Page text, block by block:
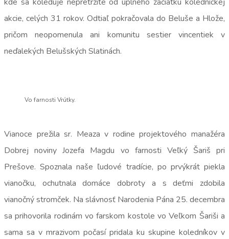
akcie, celých 31 rokov. Odtiaľ pokračovala do Beluše a Hlože,
pričom neopomenula ani komunitu sestier vincentiek v
neďalekých Belušských Slatinách.
Vo farnosti Vrútky.
Vianoce prežila sr. Meaza v rodine projektového manažéra
Dobrej noviny Jozefa Magdu vo farnosti Veľký Šariš pri
Prešove. Spoznala naše ľudové tradície, po prvýkrát piekla
vianočku, ochutnala domáce dobroty a s deťmi zdobila
vianočný stromček. Na slávnosť Narodenia Pána 25. decembra
sa prihovorila rodinám vo farskom kostole vo Veľkom Šariši a
sama sa v mrazivom počasí pridala ku skupine koledníkov v